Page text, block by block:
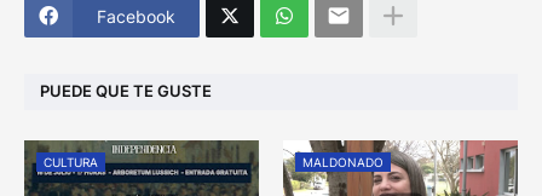
Facebook
PUEDE QUE TE GUSTE
CULTURA MALDONADO